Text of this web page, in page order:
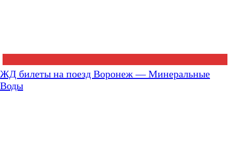
ЖД билеты на поезд Воронеж — Минеральные
Воды